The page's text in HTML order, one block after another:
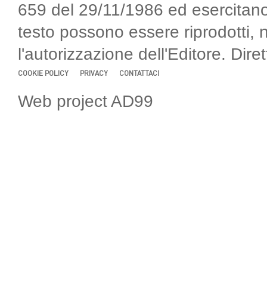
659 del 29/11/1986 ed
testo possono essere riprodotti,
l'autorizzazione dell'Editore.
COOKIE POLICY PRIVACY CONTATTACI
Web project AD99